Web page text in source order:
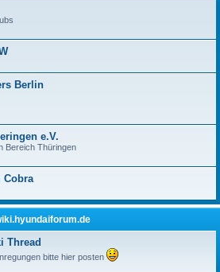
Berlin
e.V.
Bereich Thüringen
Cobra
Thread
bitte hier posten